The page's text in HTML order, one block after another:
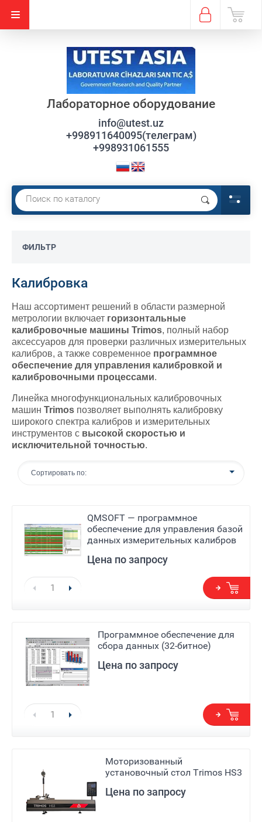
Лабораторное оборудование
info@utest.uz
+998911640095(телеграм)
+998931061555
ФИЛЬТР
Калибровка
Наш ассортимент решений в области размерной
метрологии включает горизонтальные
калибровочные машины Trimos, полный набор
аксессуаров для проверки различных измерительных
калибров, а также современное программное
обеспечение для управления калибровкой и
калибровочными процессами.
Линейка многофункциональных калибровочных
машин Trimos позволяет выполнять калибровку
широкого спектра калибров и измерительных
инструментов с высокой скоростью и
исключительной точностью.
Сортировать по:
QMSOFT — программное
обеспечение для управления базой
данных измерительных калибров
Цена по запросу
Программное обеспечение для
сбора данных (32-битное)
Цена по запросу
Моторизованный
установочный стол Trimos HS3
Цена по запросу